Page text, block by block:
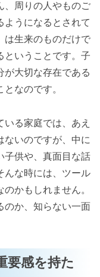
、周りの人やものご
ようになるとされて
は生来のものだけで
ということです。子
が大切な存在である
なのです。
いる家庭では、あえ
ないのですが、中に
子供や、真面目な話
んな時には、ツール
かもしれません。
のか、知らない一面
要感を持た